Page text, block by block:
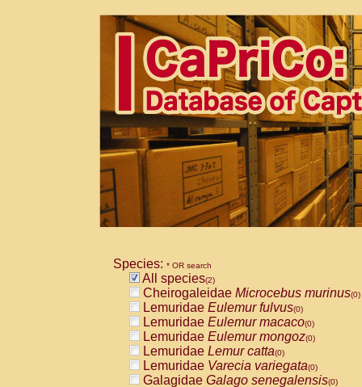
Species: * OR search
All species(2)
Cheirogaleidae Microcebus murinus(0)
Lemuridae Eulemur fulvus(0)
Lemuridae Eulemur macaco(0)
Lemuridae Eulemur mongoz(0)
Lemuridae Lemur catta(0)
Lemuridae Varecia variegata(0)
Galagidae Galago senegalensis(0)